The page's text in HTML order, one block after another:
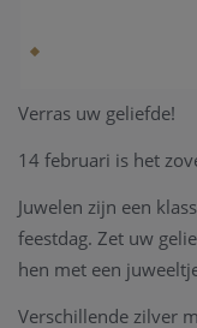
Verras uw geliefde!
14 februari is het
Juwelen zijn een
feestdag. Zet uw
hen met een
Verschillende zilver